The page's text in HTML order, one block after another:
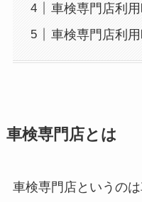
車検専門店利
車検専門店利
車検専門店とは
車検専門店というの